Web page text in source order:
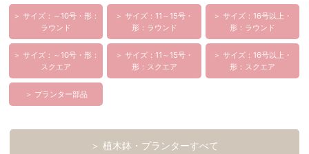
＞ サイズ：～10号・形：
ラウンド
＞ サイズ：11～15号・
形：ラウンド
＞ サイズ：16号以上・
形：ラウンド
＞ サイズ：～10号・形：
スクエア
＞ サイズ：11～15号・
形：スクエア
＞ サイズ：16号以上・
形：スクエア
＞ プランター部品
＞ 植木鉢・プランターすべて